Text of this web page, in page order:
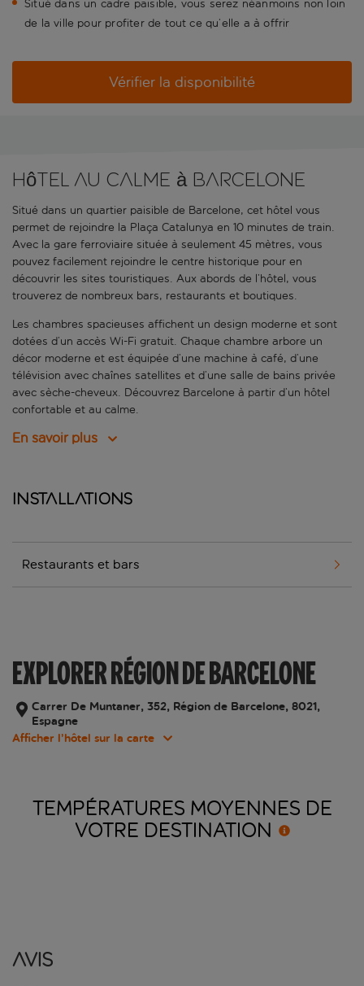
Situé dans un cadre paisible, vous serez néanmoins non loin
de la ville pour profiter de tout ce qu’elle a à offrir
Vérifier la disponibilité
Hôtel au calme à Barcelone
Situé dans un quartier paisible de Barcelone, cet hôtel vous
permet de rejoindre la Plaça Catalunya en 10 minutes de train.
Avec la gare ferroviaire située à seulement 45 mètres, vous
pouvez facilement rejoindre le centre historique pour en
découvrir les sites touristiques. Aux abords de l’hôtel, vous
trouverez de nombreux bars, restaurants et boutiques.
Les chambres spacieuses affichent un design moderne et sont
dotées d’un accès Wi-Fi gratuit. Chaque chambre arbore un
décor moderne et est équipée d’une machine à café, d’une
télévision avec chaînes satellites et d’une salle de bains privée
avec sèche-cheveux. Découvrez Barcelone à partir d’un hôtel
confortable et au calme.
En savoir plus
Installations
Restaurants et bars
EXPLORER RÉGION DE BARCELONE
Carrer De Muntaner, 352, Région de Barcelone, 8021,
Espagne
Afficher l’hôtel sur la carte
TEMPÉRATURES MOYENNES DE
VOTRE DESTINATION
Avis